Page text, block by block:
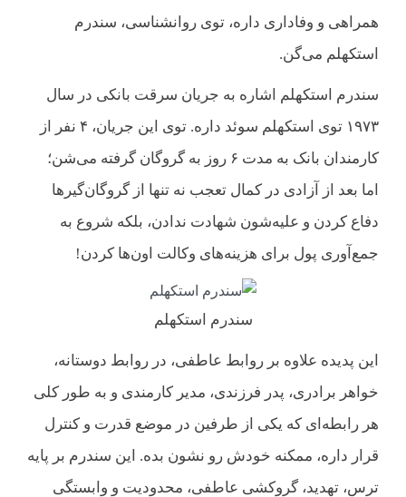
همراهی و وفاداری داره، توی روانشناسی، سندرم
استکهلم می‌گن. ‌
سندرم استکهلم اشاره به جریان سرقت بانکی در سال
۱۹۷۳ توی استکهلم سوئد داره. توی این جریان، ۴ نفر از
کارمندان بانک به مدت ۶ روز به گروگان گرفته می‌شن؛
اما بعد از آزادی در کمال تعجب نه تنها از گروگان‌گیرها
دفاع کردن و علیه‌شون شهادت ندادن، بلکه شروع به
جمع‌آوری پول برای هزینه‌های وکالت اون‌ها کردن!
سندرم استکهلم
این پدیده علاوه بر روابط عاطفی، در روابط دوستانه،
خواهر برادری، پدر فرزندی، مدیر کارمندی و به طور کلی
هر رابطه‌ای که یکی از طرفین در موضع قدرت و کنترل
قرار داره، ممکنه خودش رو نشون بده. ‌این سندرم بر پایه
ترس، تهدید، گروکشی عاطفی، محدودیت و وابستگی